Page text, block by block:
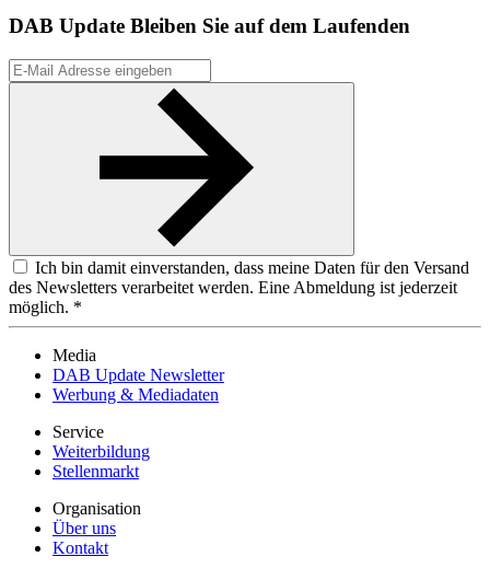
DAB Update Bleiben Sie auf dem Laufenden
Ich bin damit einverstanden, dass meine Daten für den Versand
des Newsletters verarbeitet werden. Eine Abmeldung ist jederzeit
möglich. *
Media
DAB Update Newsletter
Werbung & Mediadaten
Service
Weiterbildung
Stellenmarkt
Organisation
Über uns
Kontakt